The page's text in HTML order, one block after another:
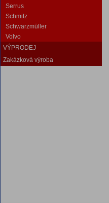
Serrus
Schmitz
Schwarzmüller
Volvo
VÝPRODEJ
Zakázková výroba